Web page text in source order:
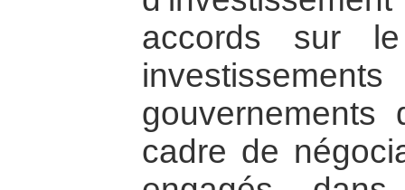
accords sur
cadre de